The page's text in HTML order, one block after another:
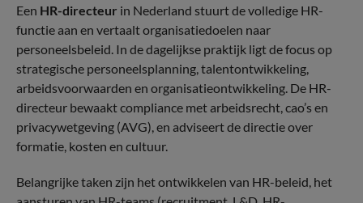
Een HR-directeur in Nederland stuurt de volledige HR-
functie aan en vertaalt organisatiedoelen naar
personeelsbeleid. In de dagelijkse praktijk ligt de focus op
strategische personeelsplanning, talentontwikkeling,
arbeidsvoorwaarden en organisatieontwikkeling. De HR-
directeur bewaakt compliance met arbeidsrecht, cao’s en
privacywetgeving (AVG), en adviseert de directie over
formatie, kosten en cultuur.
Belangrijke taken zijn het ontwikkelen van HR-beleid, het